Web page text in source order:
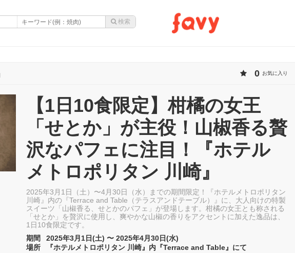
0 お気に入り
【1日10食限定】柑橘の女王
「せとか」が主役！山椒香る贅
沢なパフェに注目！『ホテル
メトロポリタン 川崎』
2025年3月1日（土）〜4月30日（水）までの期間限定！『ホテルメトロポリタン
川崎』内の『Terrace and Table（テラスアンドテーブル）』に、大人向けの特製
スイーツ「山椒香る、せとかのパフェ」が登場します。柑橘の女王とも称される
「せとか」を贅沢に使用し、爽やかな山椒の香りをアクセントに加えた逸品は、
1日10食限定です。
期間
2025年3月1日(土) 〜 2025年4月30日(水)
場所
『ホテルメトロポリタン 川崎』内『Terrace and Table』にて